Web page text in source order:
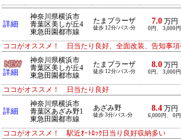
詳細
神奈川県横浜市
青葉区美しが丘4
東急田園都市線
たまプラーザ
徒歩 12分/バス-分
7.0万円
0円、 3,000円
ココがオススメ！ 日当たり良好、全面改装、告知事項
詳細
神奈川県横浜市
青葉区美しが丘4
東急田園都市線
たまプラーザ
徒歩 12分/バス-分
8.0万円
0円、 3,000円
ココがオススメ！ 日当たり良好
詳細
神奈川県横浜市
青葉区あざみ野1
東急田園都市線
あざみ野
徒歩 3分/バス-分
8.4万円
6,000円、 0円
ココがオススメ！ 駅近ｵｰﾄﾛｯｸ日当り良好収納多い